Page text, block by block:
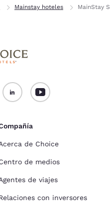
Mainstay hoteles MainStay
de Choice
de medios
de viajes
con inversores